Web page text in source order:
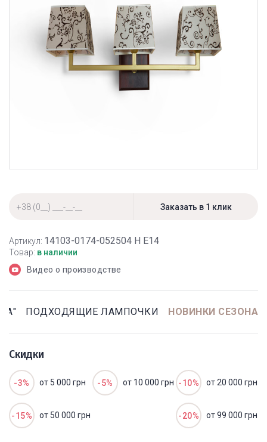
Артикул: 14103-0174-052504 Н Е14
Товар: в наличии
Видео о производстве
ПОДХОДЯЩИЕ ЛАМПОЧКИ НОВИНКИ СЕЗОНА
Скидки
-3% от 5 000 грн -5% от 10 000 грн -10% от 20 000 грн
-15% от 50 000 грн -20% от 99 000 грн